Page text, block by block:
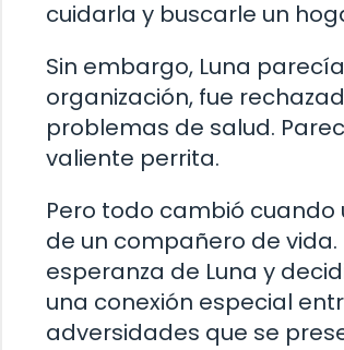
cuidarla y buscarle un
Sin embargo, Luna
organización, fue
problemas de salud.
valiente perrita.
Pero todo cambió
de un compañero de
esperanza de Luna y
una conexión especial
adversidades que se